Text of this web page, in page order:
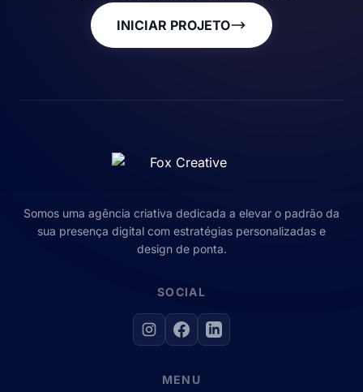
INICIAR PROJETO
Somos uma agência criativa dedicada a elevar o padrão da
sua presença digital com estratégias personalizadas e
design de ponta.
SOCIAL
MENU